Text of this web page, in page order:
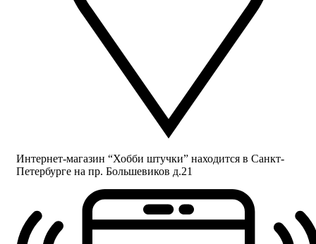
Интернет-магазин “Хобби штучки” находится в Санкт-
Петербурге на пр. Большевиков д.21